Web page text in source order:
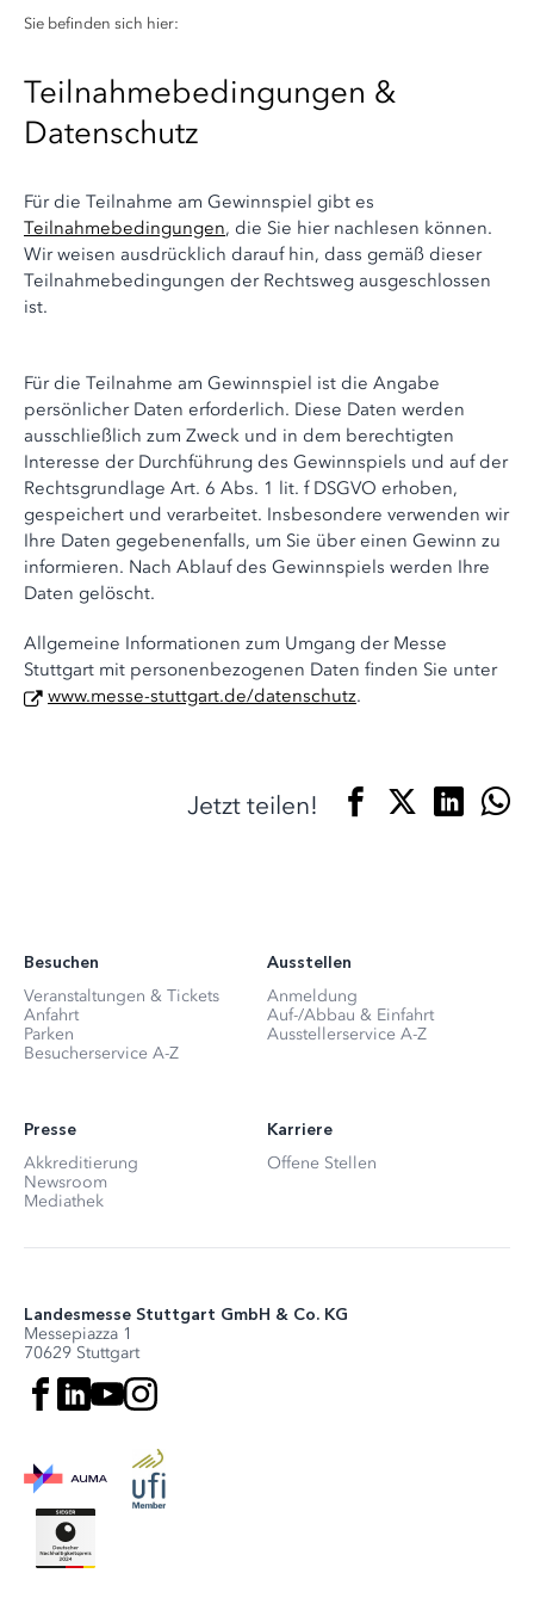
Sie befinden sich hier:
Teilnahmebedingungen &
Datenschutz
Für die Teilnahme am Gewinnspiel gibt es
Teilnahmebedingungen, die Sie hier nachlesen können.
Wir weisen ausdrücklich darauf hin, dass gemäß dieser
Teilnahmebedingungen der Rechtsweg ausgeschlossen
ist.
Für die Teilnahme am Gewinnspiel ist die Angabe
persönlicher Daten erforderlich. Diese Daten werden
ausschließlich zum Zweck und in dem berechtigten
Interesse der Durchführung des Gewinnspiels und auf der
Rechtsgrundlage Art. 6 Abs. 1 lit. f DSGVO erhoben,
gespeichert und verarbeitet. Insbesondere verwenden wir
Ihre Daten gegebenenfalls, um Sie über einen Gewinn zu
informieren. Nach Ablauf des Gewinnspiels werden Ihre
Daten gelöscht.
Allgemeine Informationen zum Umgang der Messe
Stuttgart mit personenbezogenen Daten finden Sie unter
www.messe-stuttgart.de/datenschutz.
Jetzt teilen!
Besuchen
Veranstaltungen & Tickets
Anfahrt
Parken
Besucherservice A-Z
Ausstellen
Anmeldung
Auf-/Abbau & Einfahrt
Ausstellerservice A-Z
Presse
Akkreditierung
Newsroom
Mediathek
Karriere
Offene Stellen
Landesmesse Stuttgart GmbH & Co. KG
Messepiazza 1
70629 Stuttgart